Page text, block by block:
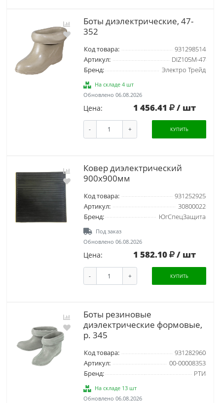
Боты диэлектрические, 47-
352
Код товара:
931298514
Артикул:
DIZ105M-47
Бренд:
Электро Трейд
На складе 4 шт
Обновлено 06.08.2026
Цена: 1 456.41 / шт
- + КУПИТЬ
Ковер диэлектрический
900х900мм
Код товара:
931252925
Артикул:
30800022
Бренд:
ЮгСпецЗащита
Под заказ
Обновлено 06.08.2026
Цена: 1 582.10 / шт
- + КУПИТЬ
Боты резиновые
диэлектрические формовые,
р. 345
Код товара:
931282960
Артикул:
00-00008353
Бренд:
РТИ
На складе 13 шт
Обновлено 06.08.2026